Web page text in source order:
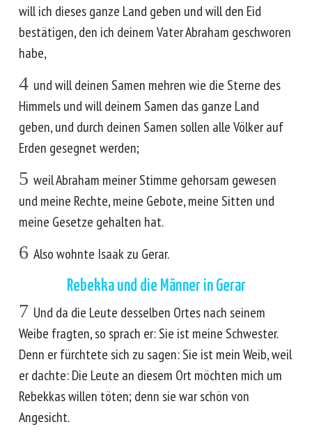
will ich dieses ganze Land geben und will den Eid
bestätigen, den ich deinem Vater Abraham geschworen
habe,
4 und will deinen Samen mehren wie die Sterne des
Himmels und will deinem Samen das ganze Land
geben, und durch deinen Samen sollen alle Völker auf
Erden gesegnet werden;
5 weil Abraham meiner Stimme gehorsam gewesen
und meine Rechte, meine Gebote, meine Sitten und
meine Gesetze gehalten hat.
6 Also wohnte Isaak zu Gerar.
Rebekka und die Männer in Gerar
7 Und da die Leute desselben Ortes nach seinem
Weibe fragten, so sprach er: Sie ist meine Schwester.
Denn er fürchtete sich zu sagen: Sie ist mein Weib, weil
er dachte: Die Leute an diesem Ort möchten mich um
Rebekkas willen töten; denn sie war schön von
Angesicht.